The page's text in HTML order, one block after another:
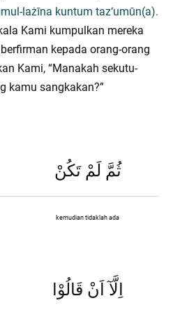
lażīna kuntum taz‘umūn(a).
Kami kumpulkan mereka
kepada orang-orang
Kami, “Manakah sekutu-
kamu sangkakan?”
ثُمَّ لَمْ تَكُنْ
kemudian tidaklah ada
اِلَّآ اَنْ قَالُوْا